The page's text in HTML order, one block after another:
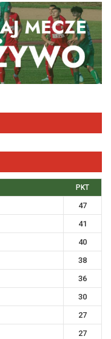
PKT
47
41
40
38
36
30
27
27